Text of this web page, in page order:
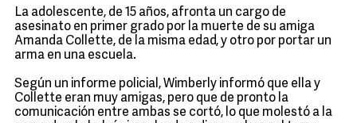
La adolescente, de 15 años, afronta un cargo de
asesinato en primer grado por la muerte de su amiga
Amanda Collette, de la misma edad, y otro por portar un
arma en una escuela.
Según un informe policial, Wimberly informó que ella y
Collette eran muy amigas, pero que de pronto la
comunicación entre ambas se cortó, lo que molestó a la